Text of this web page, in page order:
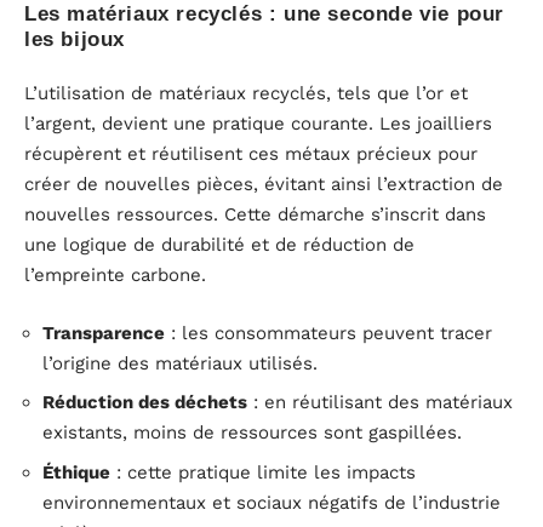
Les matériaux recyclés : une seconde vie pour
les bijoux
L’utilisation de matériaux recyclés, tels que l’or et
l’argent, devient une pratique courante. Les joailliers
récupèrent et réutilisent ces métaux précieux pour
créer de nouvelles pièces, évitant ainsi l’extraction de
nouvelles ressources. Cette démarche s’inscrit dans
une logique de durabilité et de réduction de
l’empreinte carbone.
Transparence : les consommateurs peuvent tracer
l’origine des matériaux utilisés.
Réduction des déchets : en réutilisant des matériaux
existants, moins de ressources sont gaspillées.
Éthique : cette pratique limite les impacts
environnementaux et sociaux négatifs de l’industrie